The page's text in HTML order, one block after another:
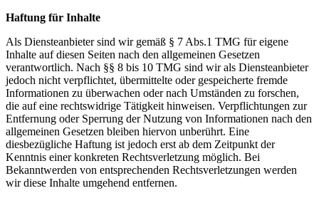
Haftung für Inhalte
Als Diensteanbieter sind wir gemäß § 7 Abs.1 TMG für eigene
Inhalte auf diesen Seiten nach den allgemeinen Gesetzen
verantwortlich. Nach §§ 8 bis 10 TMG sind wir als Diensteanbieter
jedoch nicht verpflichtet, übermittelte oder gespeicherte fremde
Informationen zu überwachen oder nach Umständen zu forschen,
die auf eine rechtswidrige Tätigkeit hinweisen. Verpflichtungen zur
Entfernung oder Sperrung der Nutzung von Informationen nach den
allgemeinen Gesetzen bleiben hiervon unberührt. Eine
diesbezügliche Haftung ist jedoch erst ab dem Zeitpunkt der
Kenntnis einer konkreten Rechtsverletzung möglich. Bei
Bekanntwerden von entsprechenden Rechtsverletzungen werden
wir diese Inhalte umgehend entfernen.